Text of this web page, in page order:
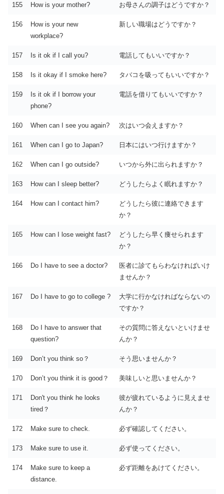
155 How is your mother? お母さんの調子はどうですか？
156
How is your new
workplace?
新しい職場はどうですか？
157 Is it ok if I call you? 電話してもいいですか？
158 Is it okay if I smoke here? タバコを吸ってもいいですか？
159
Is it ok if I borrow your
phone?
電話を借りてもいいですか？
160 When can I see you again? 次はいつ会えますか？
161 When can I go to Japan? 日本にはいつ行けますか？
162 When can I go outside? いつから外に出られますか？
163 How can I sleep better? どうしたらよく眠れますか？
164 How can I contact him?
どうしたら彼に連絡できます
か？
165 How can I lose weight fast?
どうしたら早く痩せられます
か？
166 Do I have to see a doctor?
医者に診てもらわなければいけ
ませんか？
167 Do I have to go to college ?
大学に行かなければならないの
ですか？
168
Do I have to answer that
question?
その質問に答えないといけませ
んか？
169 Don’t you think so？ そう思いませんか？
170 Don’t you think it is good？ 美味しいと思いませんか？
171
Don't you think he looks
tired？
彼が疲れているように見えませ
んか？
172 Make sure to check. 必ず確認してください。
173 Make sure to use it. 必ず使ってください。
174
Make sure to keep a
distance.
必ず距離をあけてください。